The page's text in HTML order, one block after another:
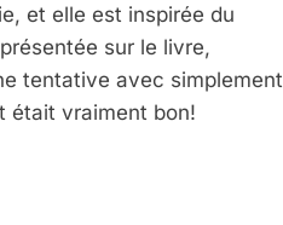
et elle est inspirée du
sur le livre,
tentative avec simplement
était vraiment bon!